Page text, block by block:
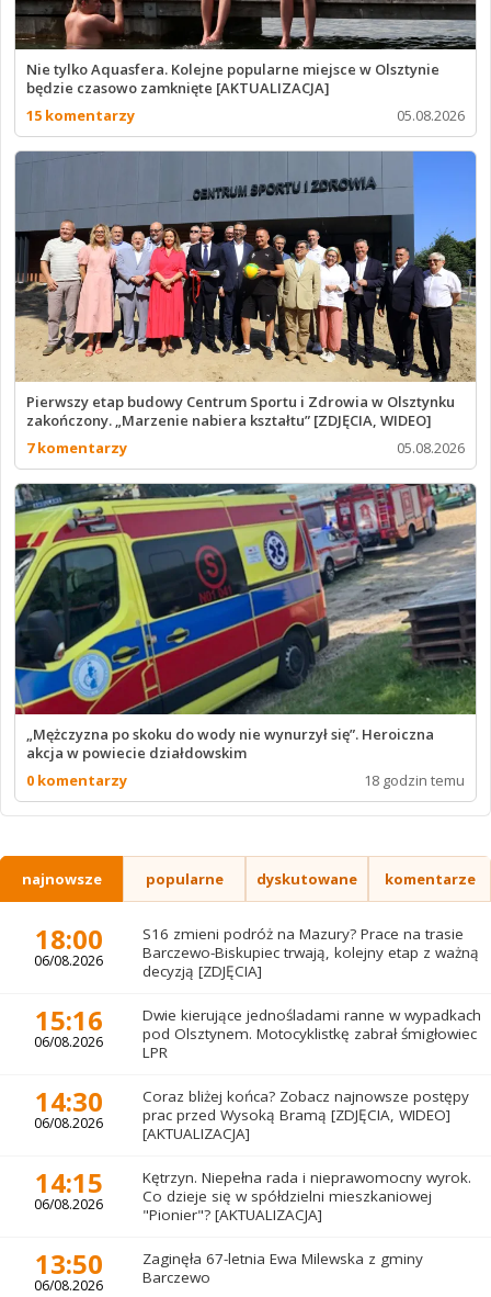
Nie tylko Aquasfera. Kolejne popularne miejsce w Olsztynie
będzie czasowo zamknięte [AKTUALIZACJA]
15 komentarzy
05.08.2026
Pierwszy etap budowy Centrum Sportu i Zdrowia w Olsztynku
zakończony. „Marzenie nabiera kształtu” [ZDJĘCIA, WIDEO]
7 komentarzy
05.08.2026
„Mężczyzna po skoku do wody nie wynurzył się”. Heroiczna
akcja w powiecie działdowskim
0 komentarzy
18 godzin temu
najnowsze popularne dyskutowane komentarze
18:00
06/08.2026
S16 zmieni podróż na Mazury? Prace na trasie
Barczewo-Biskupiec trwają, kolejny etap z ważną
decyzją [ZDJĘCIA]
15:16
06/08.2026
Dwie kierujące jednośladami ranne w wypadkach
pod Olsztynem. Motocyklistkę zabrał śmigłowiec
LPR
14:30
06/08.2026
Coraz bliżej końca? Zobacz najnowsze postępy
prac przed Wysoką Bramą [ZDJĘCIA, WIDEO]
[AKTUALIZACJA]
14:15
06/08.2026
Kętrzyn. Niepełna rada i nieprawomocny wyrok.
Co dzieje się w spółdzielni mieszkaniowej
"Pionier"? [AKTUALIZACJA]
13:50
06/08.2026
Zaginęła 67-letnia Ewa Milewska z gminy
Barczewo